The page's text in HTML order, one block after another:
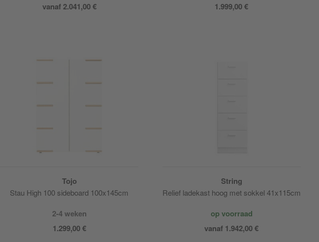
vanaf 2.041,00 €
1.999,00 €
Tojo
Stau High 100 sideboard 100x145cm
2-4 weken
1.299,00 €
String
Relief ladekast hoog met sokkel 41x115cm
op voorraad
vanaf 1.942,00 €